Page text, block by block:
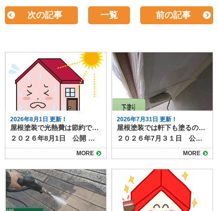
次の記事 一覧 前の記事
2026年8月1日 更新！
屋根塗装で光熱費は節約できる？遮熱塗料の効果と施工のポイント
２０２６年8月1日 公開 屋根塗装では遮熱塗料は、熱によるダメージを抑える効果があり、塗装工事の選択肢の１つになっています。 そんな遮熱塗料について調べていると、「光熱費の節約につながるのか」と疑問を持つ方も多いのではないでしょうか？ 実は、近年注目されている遮熱塗料を使った屋根塗装は、夏場の冷房費を中心に光熱費を抑える効果が期待できます。今回は、遮熱塗料による光熱費節約の仕組みや効果、導入時の注意点を詳しく解説します。 目次屋根塗装で光熱費できる？遮熱塗料の仕組み遮熱塗料で得られる光熱費削減効果屋根塗装工事で光熱費を節約を最大化するためのポイント断熱材との併用塗料の種類と性能の確認屋根の形状や環境条件屋根塗装なら遮熱塗料がおすすめです 屋根塗装で光熱費できる？遮熱塗料の仕組み 遮熱塗料は、屋根に太陽光が当たったときの熱の吸収を抑える働きがありる塗料です。 従来の塗料に比べて反射率が高く、屋根表面温度を約10〜20℃下げることが可能です。その結果、屋根から室内に伝わる熱が減り、冷房の使用を抑えることができます。特に夏場に冷房費が大きくかかる家庭では、光熱費の削減効果が実感しやすいでしょう。 （▲出典 エスケー化研公式サイト） 遮熱塗料で得られる光熱費削減効果 遮熱塗料を使用すると、室内の温度上昇を抑制できるため、冷房の使用時間や設定温度を抑えることにつながり、毎月の電気代削減が期待できます。 一般的な住宅では年間で数千円から数万円の光熱費削減が期待でき、長期的に見れば塗装費用の一部を回収できるケースもあります。また、室内の温度上昇が抑えられることで、快適な居住空間を維持できる点も大きなメリットです。 屋根塗装工事で光熱費を節約を最大化するためのポイント 遮熱塗料による効果は、次のポイントに注意するとより効果が期待できます。 断熱材との併用 遮熱塗料は太陽光の反射が得意ですが、熱を遮断する力は限定的です。屋根の断熱材と組み合わせることで、夏の冷房費削減だけでなく冬の暖房効率も改善できます。 塗料の種類と性能の確認 遮熱塗料にもグレードや性能差があり、反射率や耐久性によって効果が変わります。メーカーのデータや施工実績を確認して選ぶことが大切です。塗料の性能について長年の実績があるメーカーの品を選ぶことも推奨されます。 屋根の形状や環境条件 屋根の勾配、周囲の建物の影、地域の気候によっても効果は変わります。実際の節約効果を知るには、施工業者にシミュレーションしてもらうのがおすすめです。 屋根塗装なら遮熱塗料がおすすめです 遮熱塗料を用いた屋根塗装は、夏場の冷房費削減に大きく貢献し、長期的に光熱費の節約につながります。また屋根表面への熱ダメージも抑制でき、太陽光による劣化の進行を遅らせる効果も期待できます。 ただし、塗料の性能や施工環境によって効果は異なるため、断熱材との併用や施工実績のある業者選びが重要です。屋根塗装を検討する際には、見た目の美しさだけでなく、光熱費削減という実用的なメリットも意識してみましょう。 塗り達では、遮熱塗料の取り扱いがございます。 ▶塗り達 屋根塗装 遮熱塗料プラン 遮熱塗料での施工をご検討なら、施工実績も豊富な塗り達にぜひご相談ください。
MORE
2026年7月31日 更新！
屋根塗装では軒下も塗るの？軒下の役割と塗装の必要性を解説
２０２６年7月３１日 公開 屋根塗装を検討するとき、「軒下も一緒に塗るべきなのか」と疑問に思う人は少なくありません。 軒下は普段あまり目につかない部分ですが、家の外観や耐久性に影響する大切な場所です。 本記事では軒下の役割や塗装の必要性、放置するとどうなるのかを解説します。 目次軒下の役割と特徴屋根塗装では軒下も一緒に塗るべき？メリットと塗装方法軒下の劣化を放置するデメリット屋根塗装の際には軒下塗装も一緒に検討すると◎ 軒下の役割と特徴 軒下は屋根の先端部分から外壁までの張り出した部分の裏側を指し、「軒天」や「軒天井」とも呼ばれます。 直射日光や雨を遮り、外壁や窓の劣化を防ぐ役割を持っています。さらに、外観デザインの一部として家全体の印象にも関わるため、意外と重要なパーツです。 軒下は屋根や外壁ほど強い雨風にはさらされませんが、湿気や汚れがこもりやすく、塗膜が劣化するとカビやシミが発生することがあります。特に風通しの悪い面では、黒ずみや剥がれが進行しやすく、見た目にも影響します。 また、塗膜の劣化は下地素材の腐食や傷みにもつながります。 屋根塗装では軒下も一緒に塗るべき？メリットと塗装方法 屋根塗装の際に軒下も一緒に塗るメリットは、まず美観の統一です。屋根や外壁だけを塗り替えても、軒下が汚れていると全体が古びた印象になってしまいます。 また、同時に塗ることで足場費用の節約にもなります。別のタイミングで軒下だけ塗る場合、再度足場を組む必要があり、余計なコストがかかります。 屋根と同様に、軒下の塗装方法も素材によって異なります。一般的な合板やケイカル板の場合、防カビ性のある塗料で仕上げると長持ちします。 木製の場合は、塗膜で保護しながら通気性を確保することが重要です。下地が傷んでいる場合は塗装前に補修を行う必要があります。 軒下の劣化を放置するデメリット 軒下を塗らずに放置すると、汚れやカビが目立つだけでなく、塗膜剥離や腐食が進行し、交換工事が必要になることもあります。大掛かりな補修は塗装より高額になるため、予防としての塗装が有効です。 屋根塗装の際には軒下塗装も一緒に検討すると◎ 屋根塗装のタイミングで軒下も塗ることは、美観維持と耐久性向上の両面でおすすめです。特に足場を使う工事では、まとめて施工することで費用対効果も高まります。見えにくい場所だからこそ、定期的な点検と塗装で家全体を長持ちさせましょう。 塗り達では、軒下をはじめとした付帯部の塗装も、屋根塗装や外壁塗装と一緒に施工可能です。お気軽にご相談ください！
MORE